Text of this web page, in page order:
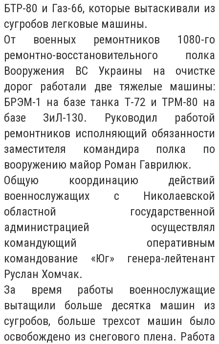
БТР-80 и Газ-66, которые вытаскивали из
сугробов легковые машины.
От военных ремонтников 1080-го
ремонтно-восстановительного полка
Вооружения ВС Украины на очистке
дорог работали две тяжелые машины:
БРЭМ-1 на базе танка Т-72 и ТРМ-80 на
базе ЗиЛ-130. Руководил работой
ремонтников исполняющий обязанности
заместителя командира полка по
вооружению майор Роман Гаврилюк.
Общую координацию действий
военнослужащих с Николаевской
областной государственной
администрацией осуществлял
командующий оперативным
командование «Юг» генера-лейтенант
Руслан Хомчак.
За время работы военнослужащие
вытащили больше десятка машин из
сугробов, больше трехсот машин было
освобождено из снегового плена. Работа